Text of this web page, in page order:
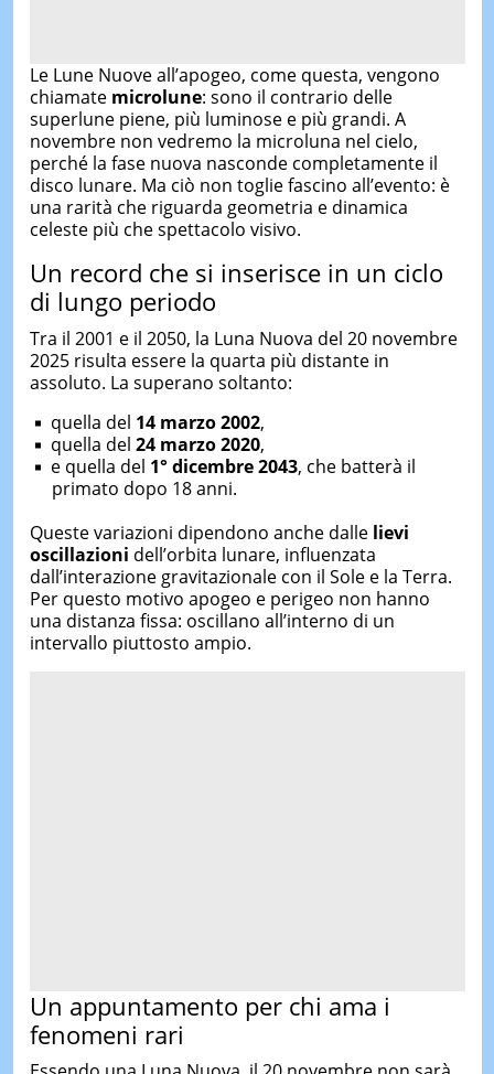
Le Lune Nuove all’apogeo, come questa, vengono
chiamate microlune: sono il contrario delle
superlune piene, più luminose e più grandi. A
novembre non vedremo la microluna nel cielo,
perché la fase nuova nasconde completamente il
disco lunare. Ma ciò non toglie fascino all’evento: è
una rarità che riguarda geometria e dinamica
celeste più che spettacolo visivo.
Un record che si inserisce in un ciclo
di lungo periodo
Tra il 2001 e il 2050, la Luna Nuova del 20 novembre
2025 risulta essere la quarta più distante in
assoluto. La superano soltanto:
quella del 14 marzo 2002,
quella del 24 marzo 2020,
e quella del 1° dicembre 2043, che batterà il
primato dopo 18 anni.
Queste variazioni dipendono anche dalle lievi
oscillazioni dell’orbita lunare, influenzata
dall’interazione gravitazionale con il Sole e la Terra.
Per questo motivo apogeo e perigeo non hanno
una distanza fissa: oscillano all’interno di un
intervallo piuttosto ampio.
Un appuntamento per chi ama i
fenomeni rari